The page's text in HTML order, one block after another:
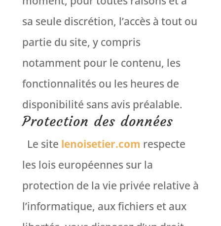
sa seule discrétion, l’accès à tout ou
partie du site, y compris
notamment pour le contenu, les
fonctionnalités ou les heures de
disponibilité sans avis préalable.
Protection des données
Le site lenoisetier.com respecte
les lois européennes sur la
protection de la vie privée relative à
l’informatique, aux fichiers et aux